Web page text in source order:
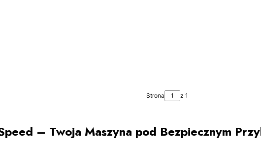
Strona z 1
– Twoja Maszyna pod Bezpiecznym